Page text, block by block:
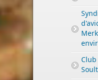
PERMIS DE